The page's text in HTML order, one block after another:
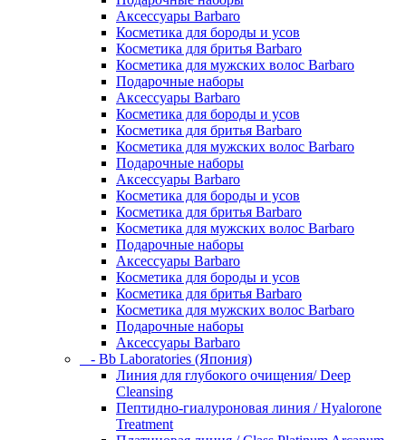
Аксессуары Barbaro
Косметика для бороды и усов
Косметика для бритья Barbaro
Косметика для мужских волос Barbaro
Подарочные наборы
Аксессуары Barbaro
Косметика для бороды и усов
Косметика для бритья Barbaro
Косметика для мужских волос Barbaro
Подарочные наборы
Аксессуары Barbaro
Косметика для бороды и усов
Косметика для бритья Barbaro
Косметика для мужских волос Barbaro
Подарочные наборы
Аксессуары Barbaro
Косметика для бороды и усов
Косметика для бритья Barbaro
Косметика для мужских волос Barbaro
Подарочные наборы
Аксессуары Barbaro
- Bb Laboratories (Япония)
Линия для глубокого очищения/ Deep
Cleansing
Пептидно-гиалуроновая линия / Hyalorone
Treatment